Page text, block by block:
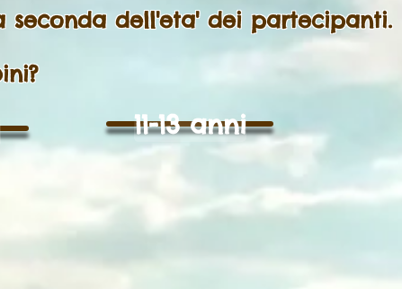
seconda dell'eta' dei partecipanti.
11-13 anni